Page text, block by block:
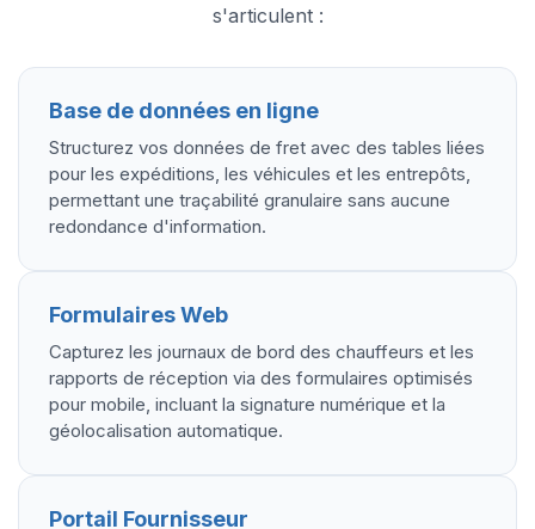
s'articulent :
Base de données en ligne
Structurez vos données de fret avec des tables liées
pour les expéditions, les véhicules et les entrepôts,
permettant une traçabilité granulaire sans aucune
redondance d'information.
Formulaires Web
Capturez les journaux de bord des chauffeurs et les
rapports de réception via des formulaires optimisés
pour mobile, incluant la signature numérique et la
géolocalisation automatique.
Portail Fournisseur